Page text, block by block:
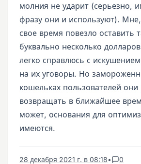
молния не ударит (серьезно,
фразу они и используют).
свое время повезло оставить
буквально несколько
легко справлюсь с искушением
на их уговоры. Но
кошельках пользователей
возвращать в ближайшее
может, основания для
имеются.
28 декабря 2021 г. в 08:18• 0